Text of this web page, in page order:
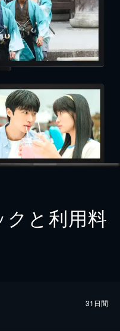
と利用料
31日間